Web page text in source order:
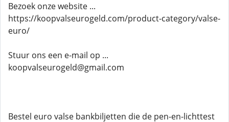
Bezoek onze website ...
https://koopvalseurogeld.com/product-category/valse-
euro/
Stuur ons een e-mail op ...
koopvalseurogeld@gmail.com
Bestel euro valse bankbiljetten die de pen-en-lichttest